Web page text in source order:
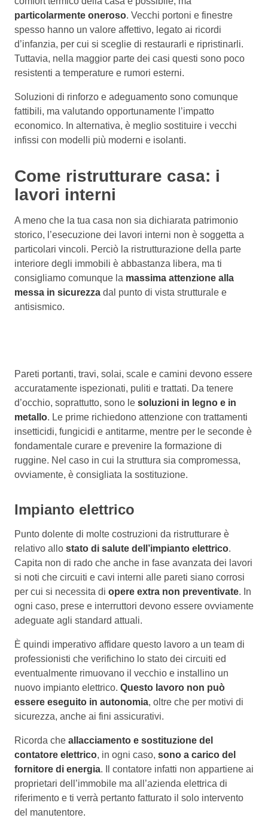
particolarmente oneroso. Vecchi portoni e finestre
spesso hanno un valore affettivo, legato ai ricordi
d’infanzia, per cui si sceglie di restaurarli e ripristinarli.
Tuttavia, nella maggior parte dei casi questi sono poco
resistenti a temperature e rumori esterni.
Soluzioni di rinforzo e adeguamento sono comunque
fattibili, ma valutando opportunamente l’impatto
economico. In alternativa, è meglio sostituire i vecchi
infissi con modelli più moderni e isolanti.
Come ristrutturare casa: i
lavori interni
A meno che la tua casa non sia dichiarata patrimonio
storico, l’esecuzione dei lavori interni non è soggetta a
particolari vincoli. Perciò la ristrutturazione della parte
interiore degli immobili è abbastanza libera, ma ti
consigliamo comunque la massima attenzione alla
messa in sicurezza dal punto di vista strutturale e
antisismico.
Pareti portanti, travi, solai, scale e camini devono essere
accuratamente ispezionati, puliti e trattati. Da tenere
d’occhio, soprattutto, sono le soluzioni in legno e in
metallo. Le prime richiedono attenzione con trattamenti
insetticidi, fungicidi e antitarme, mentre per le seconde è
fondamentale curare e prevenire la formazione di
ruggine. Nel caso in cui la struttura sia compromessa,
ovviamente, è consigliata la sostituzione.
Impianto elettrico
Punto dolente di molte costruzioni da ristrutturare è
relativo allo stato di salute dell’impianto elettrico.
Capita non di rado che anche in fase avanzata dei lavori
si noti che circuiti e cavi interni alle pareti siano corrosi
per cui si necessita di opere extra non preventivate. In
ogni caso, prese e interruttori devono essere ovviamente
adeguate agli standard attuali.
È quindi imperativo affidare questo lavoro a un team di
professionisti che verifichino lo stato dei circuiti ed
eventualmente rimuovano il vecchio e installino un
nuovo impianto elettrico. Questo lavoro non può
essere eseguito in autonomia, oltre che per motivi di
sicurezza, anche ai fini assicurativi.
Ricorda che allacciamento e sostituzione del
contatore elettrico, in ogni caso, sono a carico del
fornitore di energia. Il contatore infatti non appartiene ai
proprietari dell’immobile ma all’azienda elettrica di
riferimento e ti verrà pertanto fatturato il solo intervento
del manutentore.